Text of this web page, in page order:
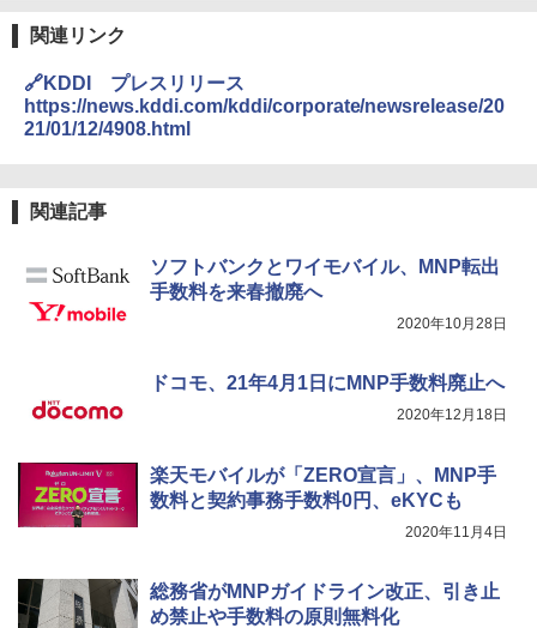
関連リンク
🔗KDDI プレスリリース
https://news.kddi.com/kddi/corporate/newsrelease/20
21/01/12/4908.html
関連記事
ソフトバンクとワイモバイル、MNP転出
手数料を来春撤廃へ
2020年10月28日
ドコモ、21年4月1日にMNP手数料廃止へ
2020年12月18日
楽天モバイルが「ZERO宣言」、MNP手
数料と契約事務手数料0円、eKYCも
2020年11月4日
総務省がMNPガイドライン改正、引き止
め禁止や手数料の原則無料化